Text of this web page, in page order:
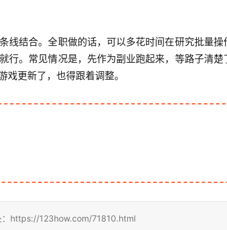
线结合。全职做的话，可以多花时间在研究批量操
。常见情况是，先作为副业跑起来，等路子清楚
更新了，也得跟着调整。
：https://123how.com/71810.html